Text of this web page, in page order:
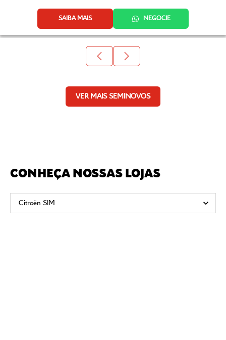
SAIBA MAIS NEGOCIE
VER MAIS SEMINOVOS
CONHEÇA NOSSAS LOJAS